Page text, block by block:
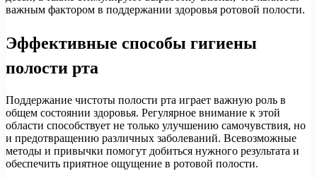
важным фактором в поддержании здоровья ротовой полости.
Эффективные способы гигиены
полости рта
Поддержание чистоты полости рта играет важную роль в
общем состоянии здоровья. Регулярное внимание к этой
области способствует не только улучшению самочувствия, но
и предотвращению различных заболеваний. Всевозможные
методы и привычки помогут добиться нужного результата и
обеспечить приятное ощущение в ротовой полости.